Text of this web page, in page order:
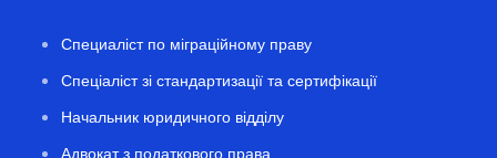
Специаліст по міграційному праву
Спеціаліст зі стандартизації та сертифікації
Начальник юридичного відділу
Адвокат з податкового права